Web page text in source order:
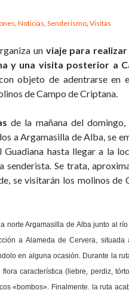
Noticias Senderismo Visitas
un viaje para
y una visita posterior a
objeto de adentrarse en
de Campo de Criptana.
de la mañana del domingo,
a Argamasilla de Alba, se
hasta llegar a la
Se trata,
se visitarán los molinos de
norte Argamasilla de Alba junto al
a Alameda de Cervera, situada
en alguna ocasión. Durante la
característica (liebre, perdiz,
«bombos». Finalmente. la ruta